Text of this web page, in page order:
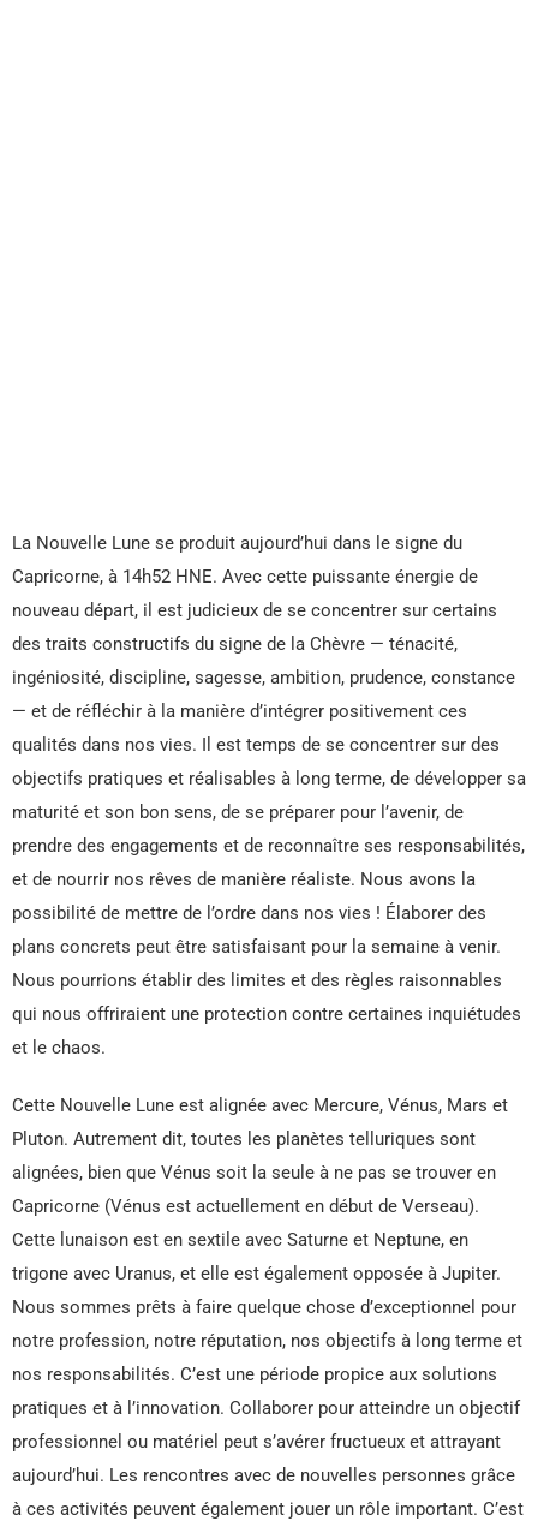
La Nouvelle Lune se produit aujourd’hui dans le signe du
Capricorne, à 14h52 HNE. Avec cette puissante énergie de
nouveau départ, il est judicieux de se concentrer sur certains
des traits constructifs du signe de la Chèvre — ténacité,
ingéniosité, discipline, sagesse, ambition, prudence, constance
— et de réfléchir à la manière d’intégrer positivement ces
qualités dans nos vies. Il est temps de se concentrer sur des
objectifs pratiques et réalisables à long terme, de développer sa
maturité et son bon sens, de se préparer pour l’avenir, de
prendre des engagements et de reconnaître ses responsabilités,
et de nourrir nos rêves de manière réaliste. Nous avons la
possibilité de mettre de l’ordre dans nos vies ! Élaborer des
plans concrets peut être satisfaisant pour la semaine à venir.
Nous pourrions établir des limites et des règles raisonnables
qui nous offriraient une protection contre certaines inquiétudes
et le chaos.
Cette Nouvelle Lune est alignée avec Mercure, Vénus, Mars et
Pluton. Autrement dit, toutes les planètes telluriques sont
alignées, bien que Vénus soit la seule à ne pas se trouver en
Capricorne (Vénus est actuellement en début de Verseau).
Cette lunaison est en sextile avec Saturne et Neptune, en
trigone avec Uranus, et elle est également opposée à Jupiter.
Nous sommes prêts à faire quelque chose d’exceptionnel pour
notre profession, notre réputation, nos objectifs à long terme et
nos responsabilités. C’est une période propice aux solutions
pratiques et à l’innovation. Collaborer pour atteindre un objectif
professionnel ou matériel peut s’avérer fructueux et attrayant
aujourd’hui. Les rencontres avec de nouvelles personnes grâce
à ces activités peuvent également jouer un rôle important. C’est